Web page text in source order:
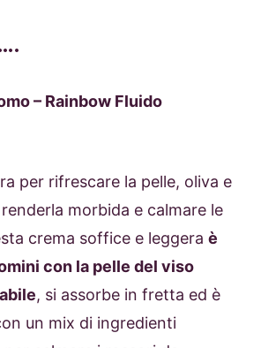
– Rainbow Fluido
per rifrescare la pelle, oliva e
morbida e calmare le
crema soffice e leggera è
con la pelle del viso
, si assorbe in fretta ed è
un mix di ingredienti